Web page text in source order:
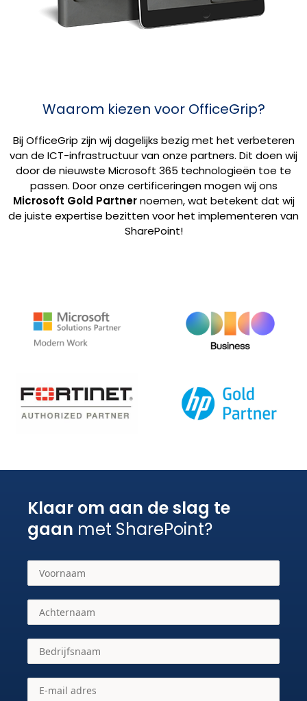
Waarom kiezen voor OfficeGrip?
Bij OfficeGrip zijn wij dagelijks bezig met het verbeteren
van de ICT-infrastructuur van onze partners. Dit doen wij
door de nieuwste Microsoft 365 technologieën toe te
passen. Door onze certificeringen mogen wij ons
Microsoft Gold Partnernoemen, wat betekent dat wij
de juiste expertise bezitten voor het implementeren van
SharePoint!
Klaar om aan de slag te
gaan met SharePoint?